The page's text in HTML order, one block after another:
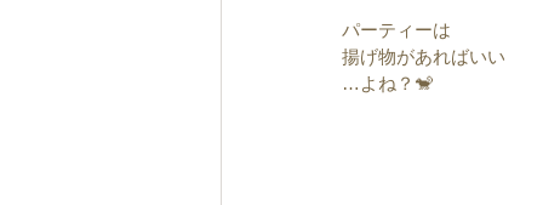
パーティーは
揚げ物があればいい
…よね？🐒